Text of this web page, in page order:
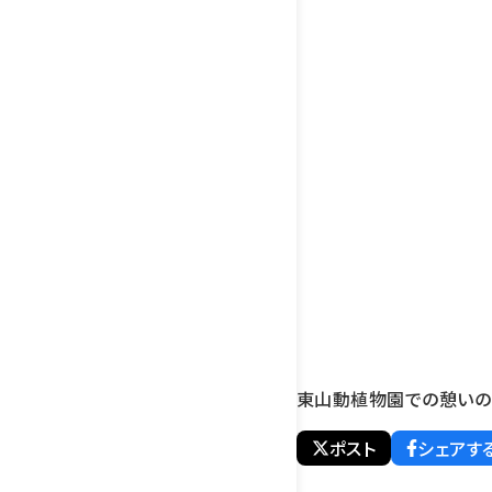
東山動植物園での憩いの
ポスト
シェアす